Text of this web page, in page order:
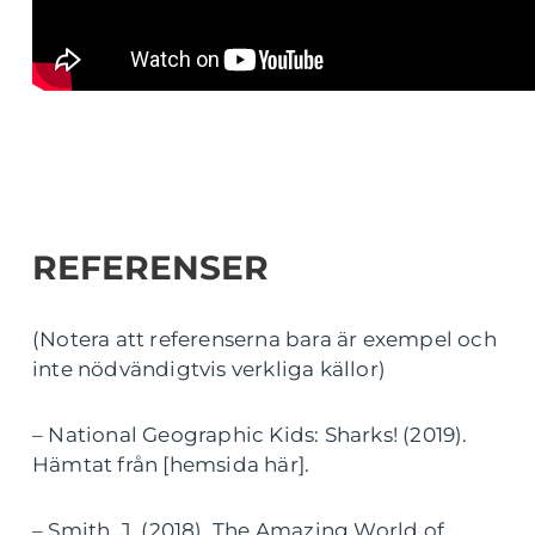
REFERENSER
(Notera att referenserna bara är exempel och
inte nödvändigtvis verkliga källor)
– National Geographic Kids: Sharks! (2019).
Hämtat från [hemsida här].
– Smith, J. (2018). The Amazing World of